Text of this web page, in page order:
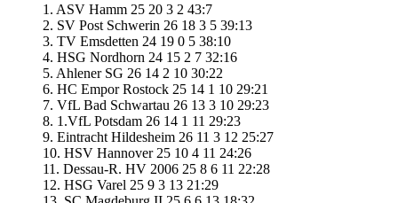
1. ASV Hamm 25 20 3 2 43:7
2. SV Post Schwerin 26 18 3 5 39:13
3. TV Emsdetten 24 19 0 5 38:10
4. HSG Nordhorn 24 15 2 7 32:16
5. Ahlener SG 26 14 2 10 30:22
6. HC Empor Rostock 25 14 1 10 29:21
7. VfL Bad Schwartau 26 13 3 10 29:23
8. 1.VfL Potsdam 26 14 1 11 29:23
9. Eintracht Hildesheim 26 11 3 12 25:27
10. HSV Hannover 25 10 4 11 24:26
11. Dessau-R. HV 2006 25 8 6 11 22:28
12. HSG Varel 25 9 3 13 21:29